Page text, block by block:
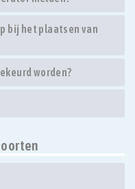
bij het plaatsen van
worden?